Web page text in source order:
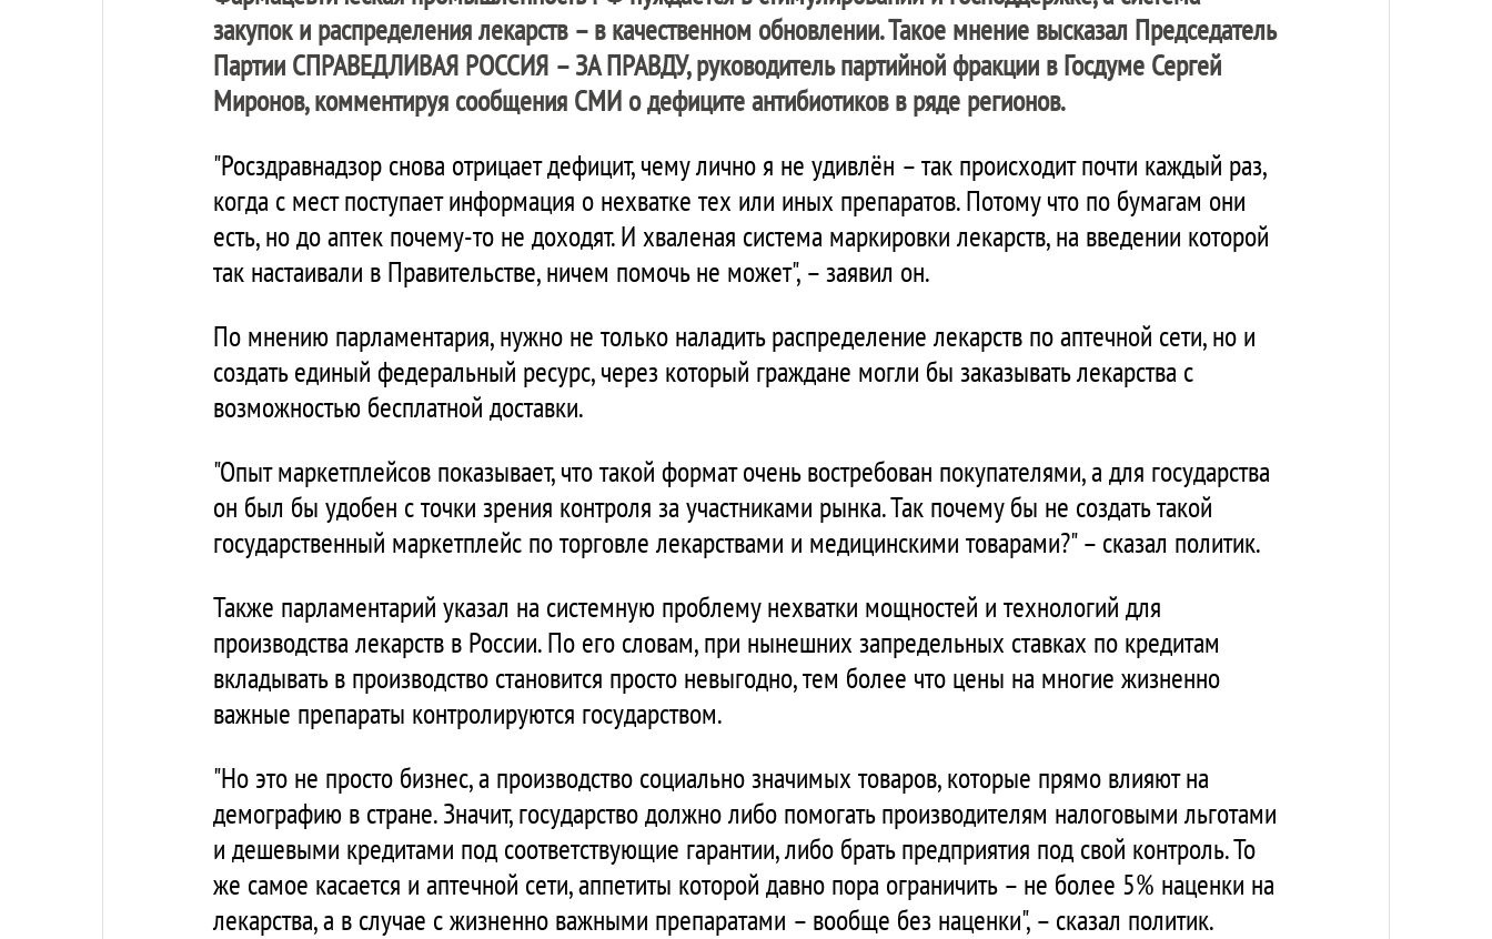
закупок и распределения лекарств – в качественном обновлении. Такое мнение высказал Председатель
Партии СПРАВЕДЛИВАЯ РОССИЯ – ЗА ПРАВДУ, руководитель партийной фракции в Госдуме Сергей
Миронов, комментируя сообщения СМИ о дефиците антибиотиков в ряде регионов.
"Росздравнадзор снова отрицает дефицит, чему лично я не удивлён – так происходит почти каждый раз,
когда с мест поступает информация о нехватке тех или иных препаратов. Потому что по бумагам они
есть, но до аптек почему-то не доходят. И хваленая система маркировки лекарств, на введении которой
так настаивали в Правительстве, ничем помочь не может", – заявил он.
По мнению парламентария, нужно не только наладить распределение лекарств по аптечной сети, но и
создать единый федеральный ресурс, через который граждане могли бы заказывать лекарства с
возможностью бесплатной доставки.
"Опыт маркетплейсов показывает, что такой формат очень востребован покупателями, а для государства
он был бы удобен с точки зрения контроля за участниками рынка. Так почему бы не создать такой
государственный маркетплейс по торговле лекарствами и медицинскими товарами?" – сказал политик.
Также парламентарий указал на системную проблему нехватки мощностей и технологий для
производства лекарств в России. По его словам, при нынешних запредельных ставках по кредитам
вкладывать в производство становится просто невыгодно, тем более что цены на многие жизненно
важные препараты контролируются государством.
"Но это не просто бизнес, а производство социально значимых товаров, которые прямо влияют на
демографию в стране. Значит, государство должно либо помогать производителям налоговыми льготами
и дешевыми кредитами под соответствующие гарантии, либо брать предприятия под свой контроль. То
же самое касается и аптечной сети, аппетиты которой давно пора ограничить – не более 5% наценки на
лекарства, а в случае с жизненно важными препаратами – вообще без наценки", – сказал политик.